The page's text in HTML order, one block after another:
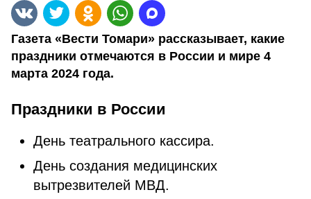
Газета «Вести Томари» рассказывает, какие
праздники отмечаются в России и мире 4
марта 2024 года.
Праздники в России
День театрального кассира.
День создания медицинских
вытрезвителей МВД.